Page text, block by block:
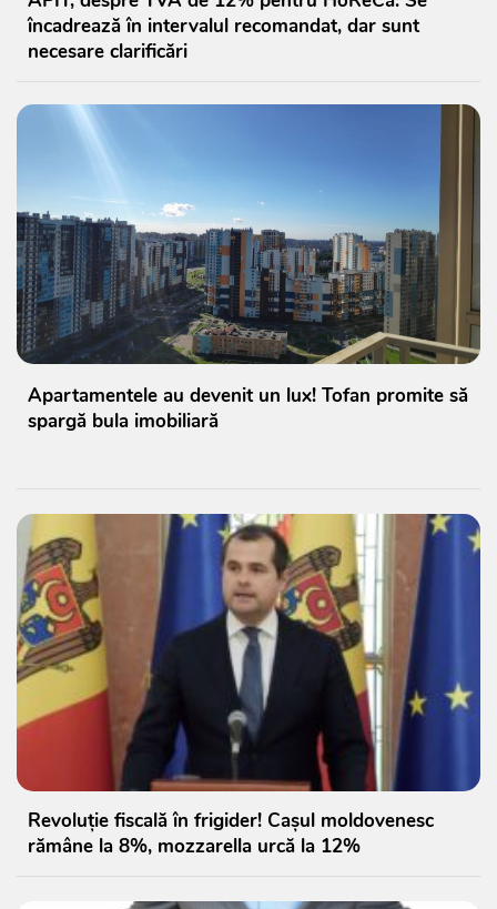
încadrează în intervalul recomandat, dar sunt
necesare clarificări
Apartamentele au devenit un lux! Tofan promite să
spargă bula imobiliară
Revoluție fiscală în frigider! Cașul moldovenesc
rămâne la 8%, mozzarella urcă la 12%